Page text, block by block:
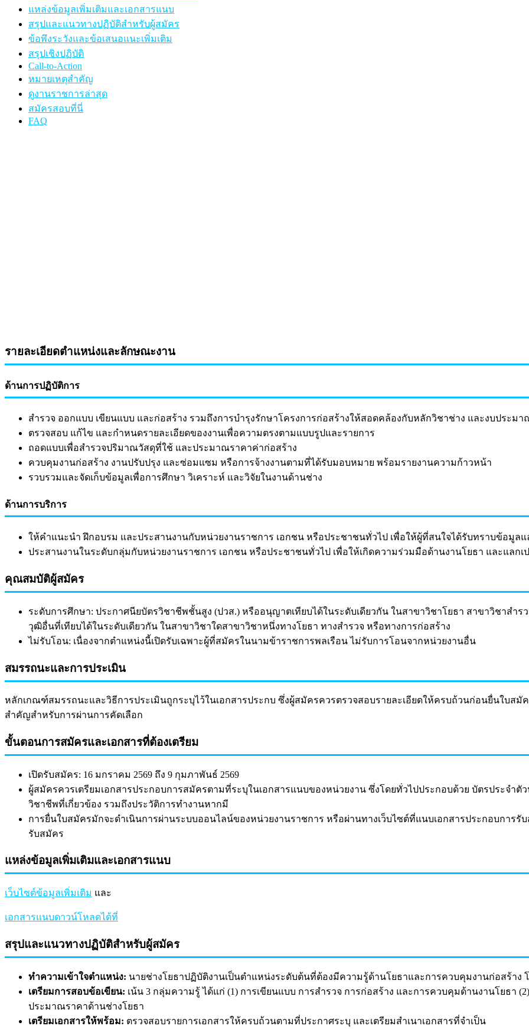
แหล่งข้อมูลเพิ่มเติมและเอกสารแนบ
สรุปและแนวทางปฏิบัติสำหรับผู้สมัคร
ข้อพึงระวังและข้อเสนอแนะเพิ่มเติม
สรุปเชิงปฏิบัติ
Call-to-Action
หมายเหตุสำคัญ
ดูงานราชการล่าสุด
สมัครสอบที่นี่
FAQ
รายละเอียดตำแหน่งและลักษณะงาน
ด้านการปฏิบัติการ
สำรวจ ออกแบบ เขียนแบบ และก่อสร้าง รวมถึงการบำรุงรักษาโครงการก่อสร้างให้สอดคล้องกับหลักวิชาช่าง และงบประมา
ตรวจสอบ แก้ไข และกำหนดรายละเอียดของงานเพื่อความตรงตามแบบรูปและรายการ
ถอดแบบเพื่อสำรวจปริมาณวัสดุที่ใช้ และประมาณราคาค่าก่อสร้าง
ควบคุมงานก่อสร้าง งานปรับปรุง และซ่อมแซม หรือการจ้างงานตามที่ได้รับมอบหมาย พร้อมรายงานความก้าวหน้า
รวบรวมและจัดเก็บข้อมูลเพื่อการศึกษา วิเคราะห์ และวิจัยในงานด้านช่าง
ด้านการบริการ
ให้คำแนะนำ ฝึกอบรม และประสานงานกับหน่วยงานราชการ เอกชน หรือประชาชนทั่วไป เพื่อให้ผู้ที่สนใจได้รับทราบข้อมูล
ประสานงานในระดับกลุ่มกับหน่วยงานราชการ เอกชน หรือประชาชนทั่วไป เพื่อให้เกิดความร่วมมือด้านงานโยธา และแลก
คุณสมบัติผู้สมัคร
ระดับการศึกษา: ประกาศนียบัตรวิชาชีพชั้นสูง (ปวส.) หรืออนุญาตเทียบได้ในระดับเดียวกัน ในสาขาวิชาโยธา สาขาวิชาสำ
วุฒิอื่นที่เทียบได้ในระดับเดียวกัน ในสาขาวิชาใดสาขาวิชาหนึ่งทางโยธา ทางสำรวจ หรือทางการก่อสร้าง
ไม่รับโอน: เนื่องจากตำแหน่งนี้เปิดรับเฉพาะผู้ที่สมัครในนามข้าราชการพลเรือน ไม่รับการโอนจากหน่วยงานอื่น
สมรรถนะและการประเมิน
หลักเกณฑ์สมรรถนะและวิธีการประเมินถูกระบุไว้ในเอกสารประกบ ซึ่งผู้สมัครควรตรวจสอบรายละเอียดให้ครบถ้วนก่อนยื่นใบส
สำคัญสำหรับการผ่านการคัดเลือก
ขั้นตอนการสมัครและเอกสารที่ต้องเตรียม
เปิดรับสมัคร: 16 มกราคม 2569 ถึง 9 กุมภาพันธ์ 2569
ผู้สมัครควรเตรียมเอกสารประกอบการสมัครตามที่ระบุในเอกสารแนบของหน่วยงาน ซึ่งโดยทั่วไปประกอบด้วย บัตรประจำ
วิชาชีพที่เกี่ยวข้อง รวมถึงประวัติการทำงานหากมี
การยื่นใบสมัครมักจะดำเนินการผ่านระบบออนไลน์ของหน่วยงานราชการ หรือผ่านทางเว็บไซต์ที่แนบเอกสารประกอบกา
รับสมัคร
แหล่งข้อมูลเพิ่มเติมและเอกสารแนบ
เว็บไซต์ข้อมูลเพิ่มเติม และ
เอกสารแนบดาวน์โหลดได้ที่
สรุปและแนวทางปฏิบัติสำหรับผู้สมัคร
ทำความเข้าใจตำแหน่ง: นายช่างโยธาปฏิบัติงานเป็นตำแหน่งระดับต้นที่ต้องมีความรู้ด้านโยธาและการควบคุมงานก่อสร้า
เตรียมการสอบข้อเขียน: เน้น 3 กลุ่มความรู้ ได้แก่ (1) การเขียนแบบ การสำรวจ การก่อสร้าง และการควบคุมด้านงานโยธา
ประมาณราคาด้านช่างโยธา
เตรียมเอกสารให้พร้อม: ตรวจสอบรายการเอกสารให้ครบถ้วนตามที่ประกาศระบุ และเตรียมสำเนาเอกสารที่จำเป็น